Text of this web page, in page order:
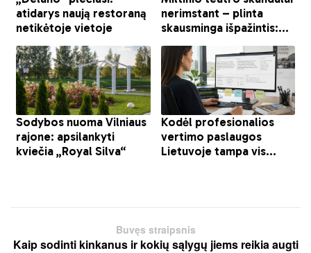
Buvęs straipsnis
Kaip sodinti kinkanus ir kokių sąlygų jiems reikia augti